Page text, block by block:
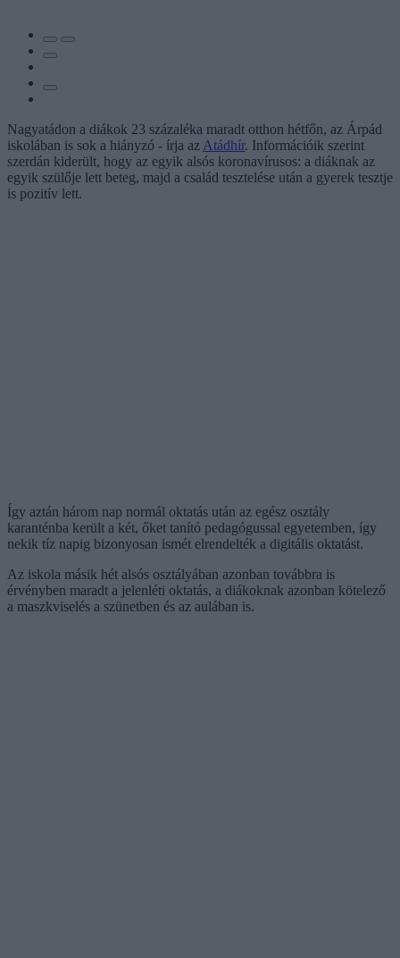
Nagyatádon a diákok 23 százaléka maradt otthon hétfőn, az Árpád
iskolában is sok a hiányzó - írja az Atádhír. Információik szerint
szerdán kiderült, hogy az egyik alsós koronavírusos: a diáknak az
egyik szülője lett beteg, majd a család tesztelése után a gyerek tesztje
is pozitív lett.
Így aztán három nap normál oktatás után az egész osztály
karanténba került a két, őket tanító pedagógussal egyetemben, így
nekik tíz napig bizonyosan ismét elrendelték a digitális oktatást.
Az iskola másik hét alsós osztályában azonban továbbra is
érvényben maradt a jelenléti oktatás, a diákoknak azonban kötelező
a maszkviselés a szünetben és az aulában is.